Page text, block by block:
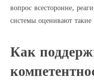
вопрос всесторонне,
системы оценивают такие
Как